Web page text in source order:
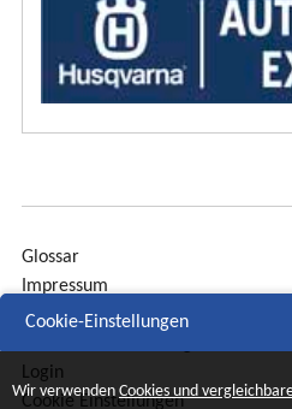
Glossar
Impressum
Sitemap
Login
Cookie Einstellungen
Cookie-Einstellungen
Wir verwenden Cookies und